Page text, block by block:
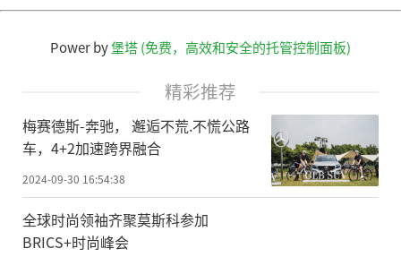
Power by堡塔 (免费，高效和安全的托管控制面板)
精彩推荐
梅赛德斯-奔驰， 邂逅不荒.不慌公路
车，4+2加速跨界融合
2024-09-30 16:54:38
全球时尚领袖齐聚莫斯科参加
BRICS+时尚峰会